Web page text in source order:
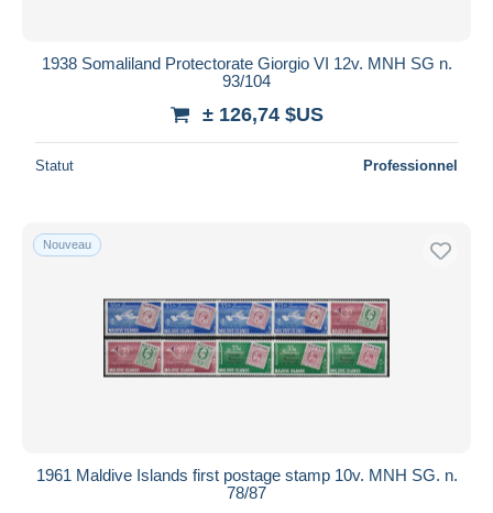
1938 Somaliland Protectorate Giorgio VI 12v. MNH SG n.
93/104
± 126,74 $US
Statut Professionnel
Nouveau
1961 Maldive Islands first postage stamp 10v. MNH SG. n.
78/87